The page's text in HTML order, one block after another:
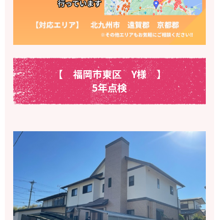
【 福岡市東区Y様】
5年点検